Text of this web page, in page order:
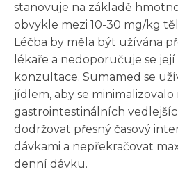
stanovuje na základě
obvykle mezi 10-30 mg/kg
Léčba by měla být užívána
lékaře a nedoporučuje se
konzultace. Sumamed se
jídlem, aby se minimalizovalo
gastrointestinálních
dodržovat přesný časový
dávkami a nepřekračovat
denní dávku.